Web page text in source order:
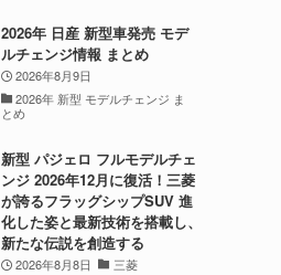
2026年 日産 新型車発売 モデ
ルチェンジ情報 まとめ
2026年8月9日
2026年 新型 モデルチェンジ ま
とめ
新型 パジェロ フルモデルチェ
ンジ 2026年12月に復活！三菱
が誇るフラッグシップSUV 進
化した姿と最新技術を搭載し、
新たな伝説を創造する
2026年8月8日 三菱